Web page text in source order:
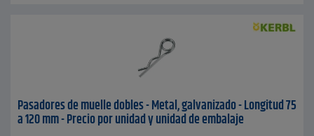
Pasadores de muelle dobles - Metal, galvanizado - Longitud 75
a 120 mm - Precio por unidad y unidad de embalaje